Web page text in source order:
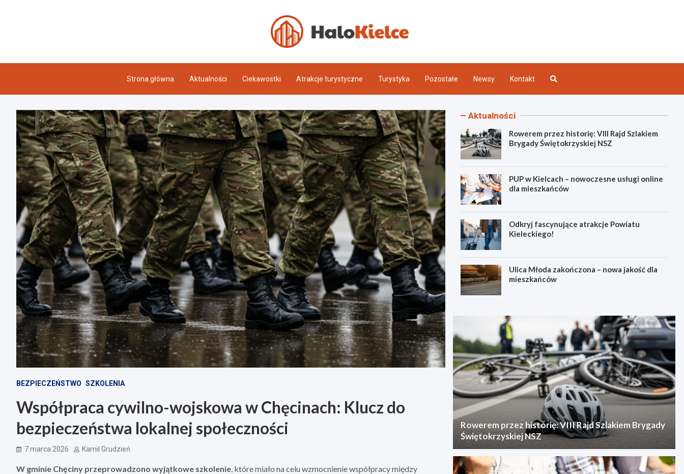
Strona główna Aktualności Ciekawostki Atrakcje turystyczne Turystyka Pozostałe Newsy Kontakt
BEZPIECZEŃSTWO SZKOLENIA
Współpraca cywilno-wojskowa w Chęcinach: Klucz do
bezpieczeństwa lokalnej społeczności
7 marca 2026 Kamil Grudzień
W gminie Chęciny przeprowadzono wyjątkowe szkolenie, które miało na celu wzmocnienie współpracy między
Aktualności
Rowerem przez historię: VIII Rajd Szlakiem
Brygady Świętokrzyskiej NSZ
PUP w Kielcach – nowoczesne usługi online
dla mieszkańców
Odkryj fascynujące atrakcje Powiatu
Kieleckiego!
Ulica Młoda zakończona – nowa jakość dla
mieszkańców
Rowerem przez historię: VIII Rajd Szlakiem Brygady
Świętokrzyskiej NSZ